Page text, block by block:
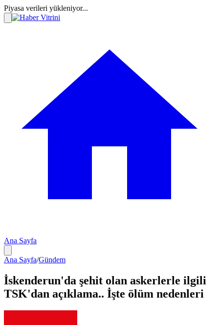
Piyasa verileri yükleniyor...
Ana Sayfa
Ana Sayfa/Gündem
İskenderun'da şehit olan askerlerle ilgili
TSK'dan açıklama.. İşte ölüm nedenleri